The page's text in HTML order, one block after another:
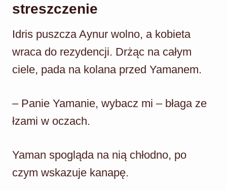
streszczenie
Idris puszcza Aynur wolno, a kobieta
wraca do rezydencji. Drżąc na całym
ciele, pada na kolana przed Yamanem.
– Panie Yamanie, wybacz mi – błaga ze
łzami w oczach.
Yaman spogląda na nią chłodno, po
czym wskazuje kanapę.